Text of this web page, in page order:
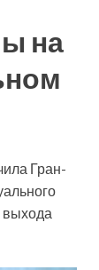
на
Гран-
выхода